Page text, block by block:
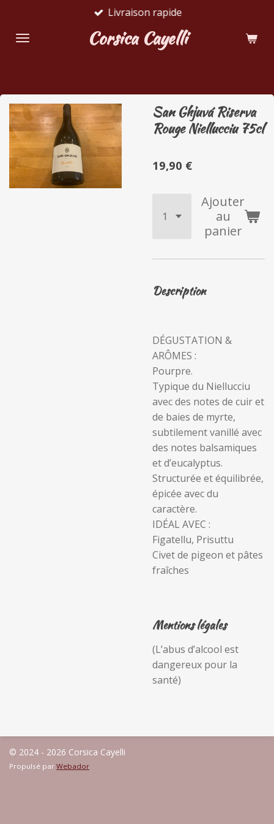
contenu
Corsica Cayelli
Livraison rapide
San Ghjuvá Riserva
Rouge Niellucciu 75cl
19,90 €
Ajouter
au
panier
Description
DÉGUSTATION &
ARÔMES :
Pourpre.
Typique du Niellucciu
avec des notes de cuir et
de baies de myrte,
subtilement vanillé avec
des notes balsamiques
et d’eucalyptus.
Structurée et équilibrée,
épicée avec du
caractère.
IDÉAL AVEC :
Figatellu, Prisuttu
Civet de pigeon et pâtes
fraîches
Mentions légales
(L’abus d’alcool est
dangereux pour la
santé)
© 2024 - 2026 Corsica Cayelli
Propulsé par Webador